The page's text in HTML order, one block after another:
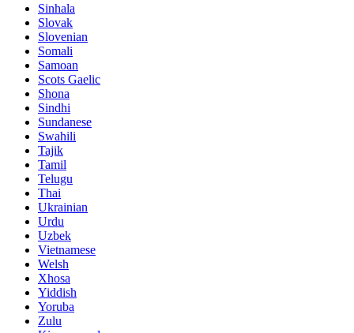
Sinhala
Slovak
Slovenian
Somali
Samoan
Scots Gaelic
Shona
Sindhi
Sundanese
Swahili
Tajik
Tamil
Telugu
Thai
Ukrainian
Urdu
Uzbek
Vietnamese
Welsh
Xhosa
Yiddish
Yoruba
Zulu